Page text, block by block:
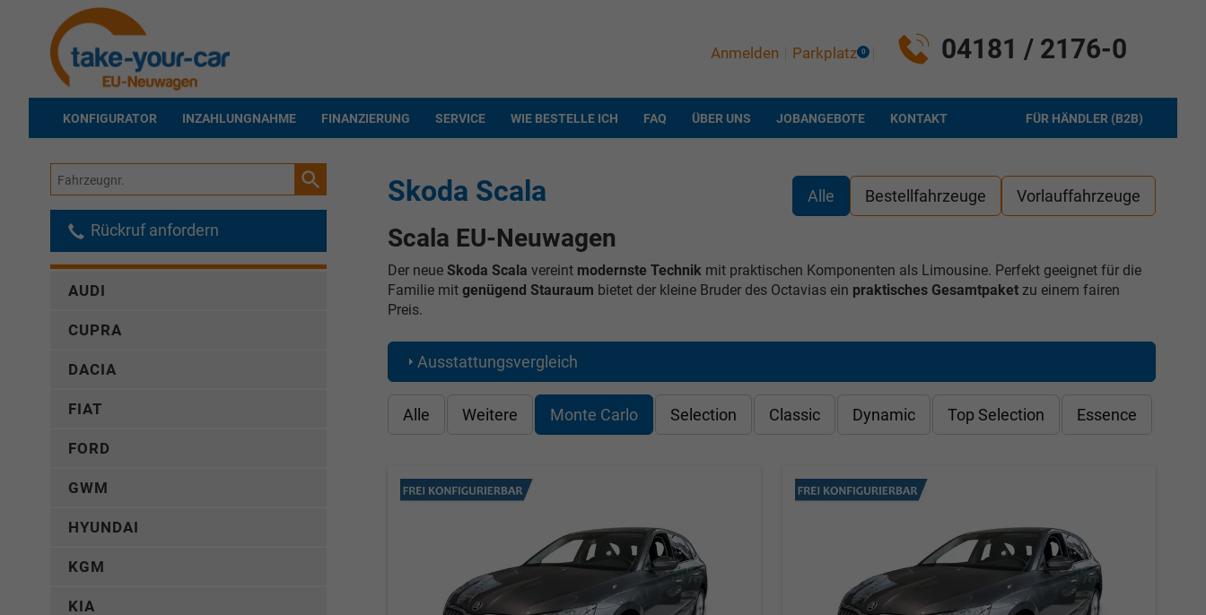
04181 / 2176-0
Anmelden Parkplatz 0
KONFIGURATOR INZAHLUNGNAHME FINANZIERUNG SERVICE WIE BESTELLE ICH FAQ ÜBER UNS JOBANGEBOTE FÜR HÄNDLER (B2B)
KONTAKT
Alle Bestellfahrzeuge Vorlauffahrzeuge
Skoda Scala
Scala EU-Neuwagen
Der neue Skoda Scala vereint modernste Technikmit praktischen Komponenten als Limousine. Perfekt geeignet für die
Familie mit genügend Stauraum bietet der kleine Bruder des Octavias ein praktisches Gesamtpaketzu einem fairen
Preis.
Ausstattungsvergleich
Alle Weitere Monte Carlo Selection Classic Dynamic Top Selection Essence
Fahrzeugnr.
Rückruf anfordern
AUDI
CUPRA
DACIA
FIAT
FORD
GWM
HYUNDAI
KGM
KIA